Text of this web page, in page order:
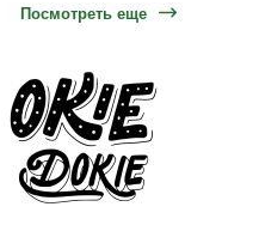
Посмотреть еще